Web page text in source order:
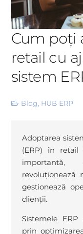
Cum poți
retail cu
sistem
Blog, HUB ERP
Adoptarea
(ERP) în
importantă,
revoluționează
gestionează
clienții.
Sistemele ERP
prin